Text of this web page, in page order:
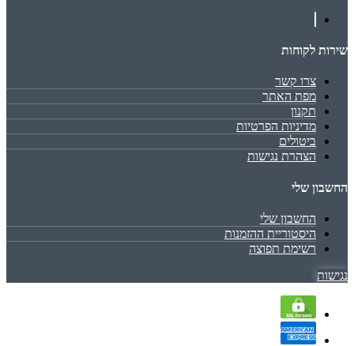
שירות לקוחות
צרו קשר
מפת האתר
תקנון
מדיניות הפרטיות
ביטולים
הצהרת נגישות
החשבון שלי
החשבון שלי
היסטוריית ההזמנות
רשימת תפוצה
נגישות